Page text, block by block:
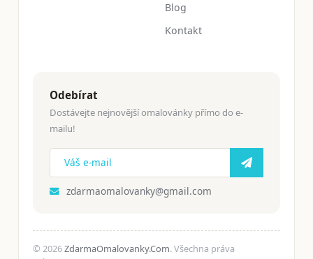
Blog
Kontakt
Odebírat
Dostávejte nejnovější omalovánky přímo do e-
mailu!
zdarmaomalovanky@gmail.com
© 2026ZdarmaOmalovanky.Com. Všechna práva